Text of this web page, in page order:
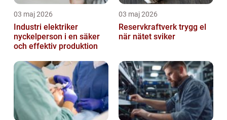
03 maj 2026
Industri elektriker
nyckelperson i en säker
och effektiv produktion
03 maj 2026
Reservkraftverk trygg el
när nätet sviker